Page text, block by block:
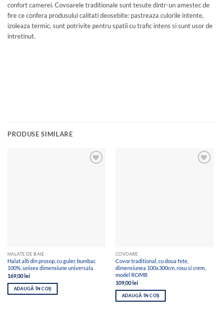
confort camerei. Covoarele traditionale sunt tesute dintr-un amestec de
fire ce confera produsului calitati deosebite: pastreaza culorile intente,
izoleaza termic, sunt potrivite pentru spatii cu trafic intens si sunt usor de
intretinut.
PRODUSE SIMILARE
HALATE DE BAIE
Halat alb din prosop, cu guler, bumbac
100%, unisex dimensiune universala
169,00lei
ADAUGĂ ÎN COȘ
COVOARE
Covor traditional, cu doua fete,
dimensiunea 100x300cm, rosu si crem,
model ROMB
109,00lei
ADAUGĂ ÎN COȘ